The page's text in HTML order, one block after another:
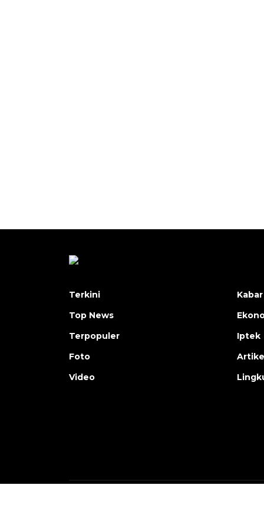
Terkini
Top News
Terpopuler
Foto
Video
Iptek